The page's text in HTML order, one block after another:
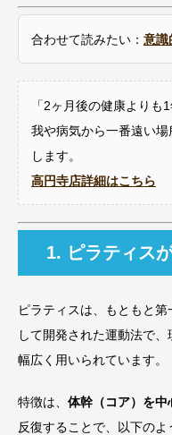
合わせて読みたい： 意識
「2ヶ月後の健康より
我や病気から一番遠い
します。
高円寺店詳細はこちら
1. ピラティス
ピラティスは、もともと
して開発された運動法で
幅広く用いられています。
特徴は、 体幹（コア）を中
反復することで、以下のよ